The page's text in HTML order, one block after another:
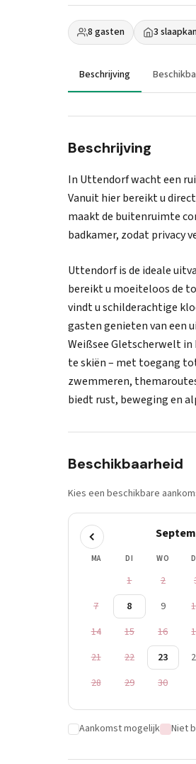
8 gasten 3
Beschrijving
Beschrijving
In Uttendorf wacht een
Vanuit hier bereikt u
maakt de buitenruimte
badkamer, zodat privacy
Uttendorf is de ideale
bereikt u moeiteloos de
vindt u schilderachtige
gasten genieten van een
Weißsee Gletscherwelt
te skiën – met toegang
zwemmeren,
biedt rust, beweging en
Beschikbaarheid
Kies een beschikbare
MA DI WO
1 2
7
8 9
14
15 16
21
22 23
28
29 30
Aankomst mogelijk Niet